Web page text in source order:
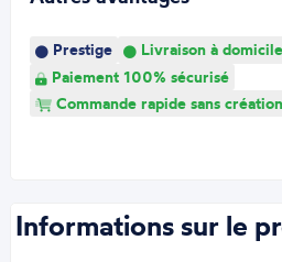
Prestige
Livraison à domicile
Paiement 100% sécurisé
Commande rapide sans
Informations sur le